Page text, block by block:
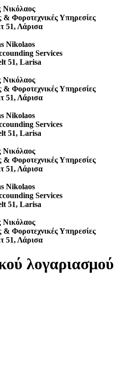
Νικόλαος
& Φοροτεχνικές Υπηρεσίες
51, Λάρισα
Nikolaos
Services
51, Larisa
Νικόλαος
& Φοροτεχνικές Υπηρεσίες
51, Λάρισα
Nikolaos
Services
51, Larisa
Νικόλαος
& Φοροτεχνικές Υπηρεσίες
51, Λάρισα
Nikolaos
Services
51, Larisa
Νικόλαος
& Φοροτεχνικές Υπηρεσίες
51, Λάρισα
λογαριασμού